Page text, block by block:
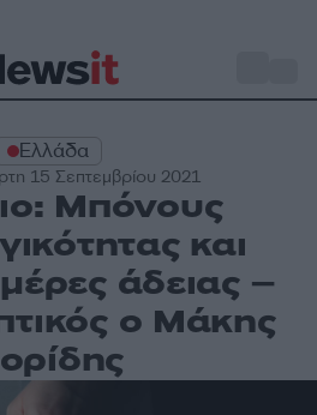
Ελλάδα
15 Σεπτεμβρίου 2021
Μπόνους
και
άδειας –
ο Μάκης